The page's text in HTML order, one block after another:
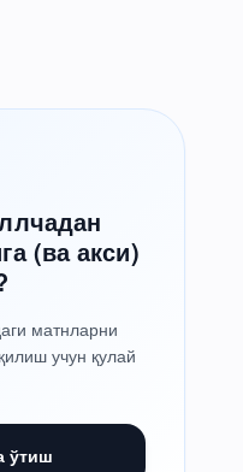
(ва акси)
матнларни
учун қулай
ўтиш